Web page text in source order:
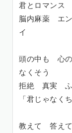
君とロマンス
脳内麻薬 エ
イ
頭の中も 心
なくそう
拒絶 真実 ふ
「君じゃなく
教えて 答え